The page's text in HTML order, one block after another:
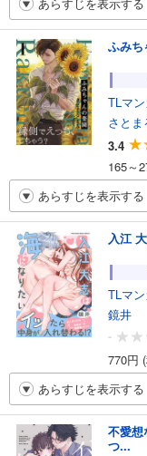
ふみち
TLマ
さと
3.4
165～
あらすじを表示する
入江
TLマ
鏡井
-
770円
あらすじを表示する
不愛想
つ...